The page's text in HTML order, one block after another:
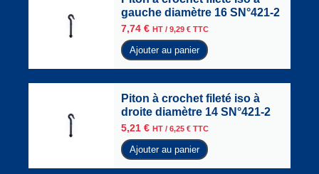
gauche diamètre 16 SN°421-2
7,74 € HT / 9,29 € TTC
Ajouter au panier
Piton à crochet fileté iso à
droite diamètre 14 SN°421-2
5,21 € HT / 6,25 € TTC
Ajouter au panier